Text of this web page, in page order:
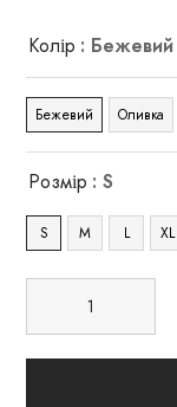
Колір : Бежевий
Бежевий Оливка
Розмір : S
S M L XL